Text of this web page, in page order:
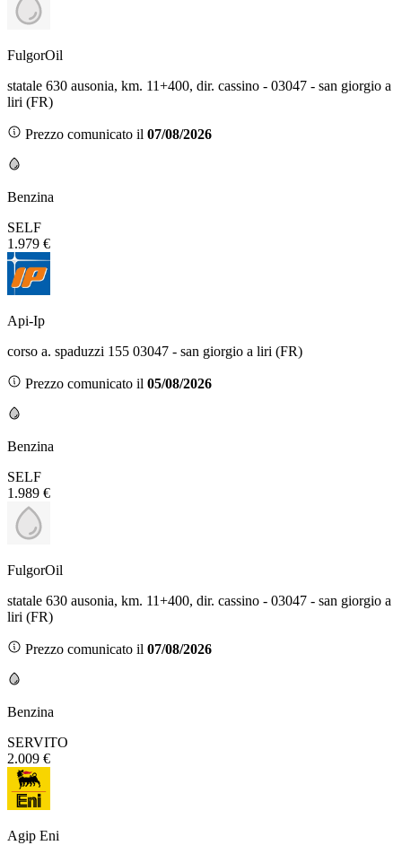
FulgorOil
statale 630 ausonia, km. 11+400, dir. cassino - 03047 - san giorgio a
liri (FR)
Prezzo comunicato il 07/08/2026
Benzina
SELF
1.979 €
Api-Ip
corso a. spaduzzi 155 03047 - san giorgio a liri (FR)
Prezzo comunicato il 05/08/2026
Benzina
SELF
1.989 €
FulgorOil
statale 630 ausonia, km. 11+400, dir. cassino - 03047 - san giorgio a
liri (FR)
Prezzo comunicato il 07/08/2026
Benzina
SERVITO
2.009 €
Agip Eni